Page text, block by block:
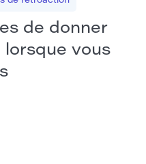
de donner
lorsque vous